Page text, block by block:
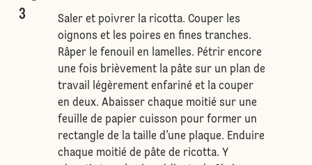
3
Saler et poivrer la ricotta. Couper les
oignons et les poires en fines tranches.
Râper le fenouil en lamelles. Pétrir encore
une fois brièvement la pâte sur un plan de
travail légèrement enfariné et la couper
en deux. Abaisser chaque moitié sur une
feuille de papier cuisson pour former un
rectangle de la taille d’une plaque. Enduire
chaque moitié de pâte de ricotta. Y